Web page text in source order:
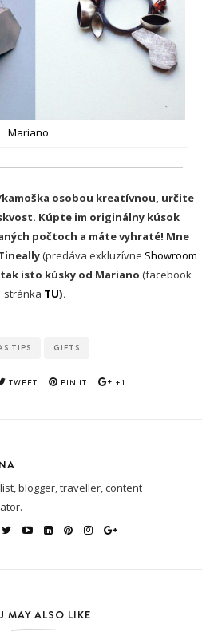
Mariano
osobou kreatívnou, určite
Kúpte im originálny kúsok
počtoch a máte vyhraté! Mne
(predáva exkluzívne Showroom
isto kúsky od Mariano (facebook
stránka TU).
TIPS GIFTS
TWEET PIN IT +1
blogger, traveller, content
MAY ALSO LIKE